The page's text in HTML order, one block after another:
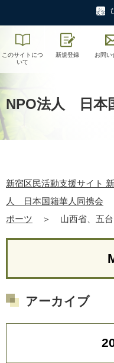
このサイトにつ
いて
新規登録 お問い
NPO法人 日本
新宿区民活動支援サイト
人 日本国籍華人同携会
ポーツ
＞ 山西省、五
アーカイブ